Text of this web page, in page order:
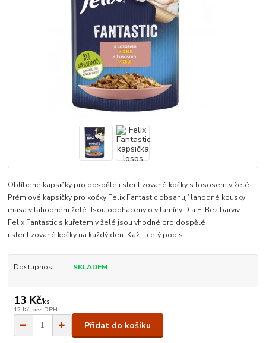
Oblíbené kapsičky pro dospělé i sterilizované kočky s lososem v želé
Prémiové kapsičky pro kočky Felix Fantastic obsahují lahodné kousky
masa v lahodném želé. Jsou obohaceny o vitamíny D a E. Bez barviv.
Felix Fantastic s kuřetem v želé jsou vhodné pro dospělé
i sterilizované kočky na každý den. Kaž... celý popis
Dostupnost SKLADEM
13 Kč/ks
12 Kč bez DPH
Přidat do košíku